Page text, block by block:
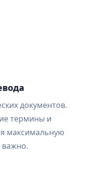
документов.
термины и
максимальную
важно.